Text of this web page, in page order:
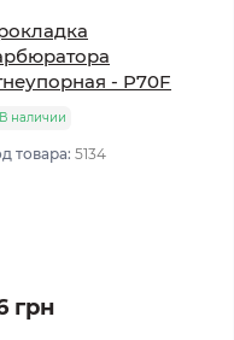
- P70F
В наличии
товара: 5134
грн